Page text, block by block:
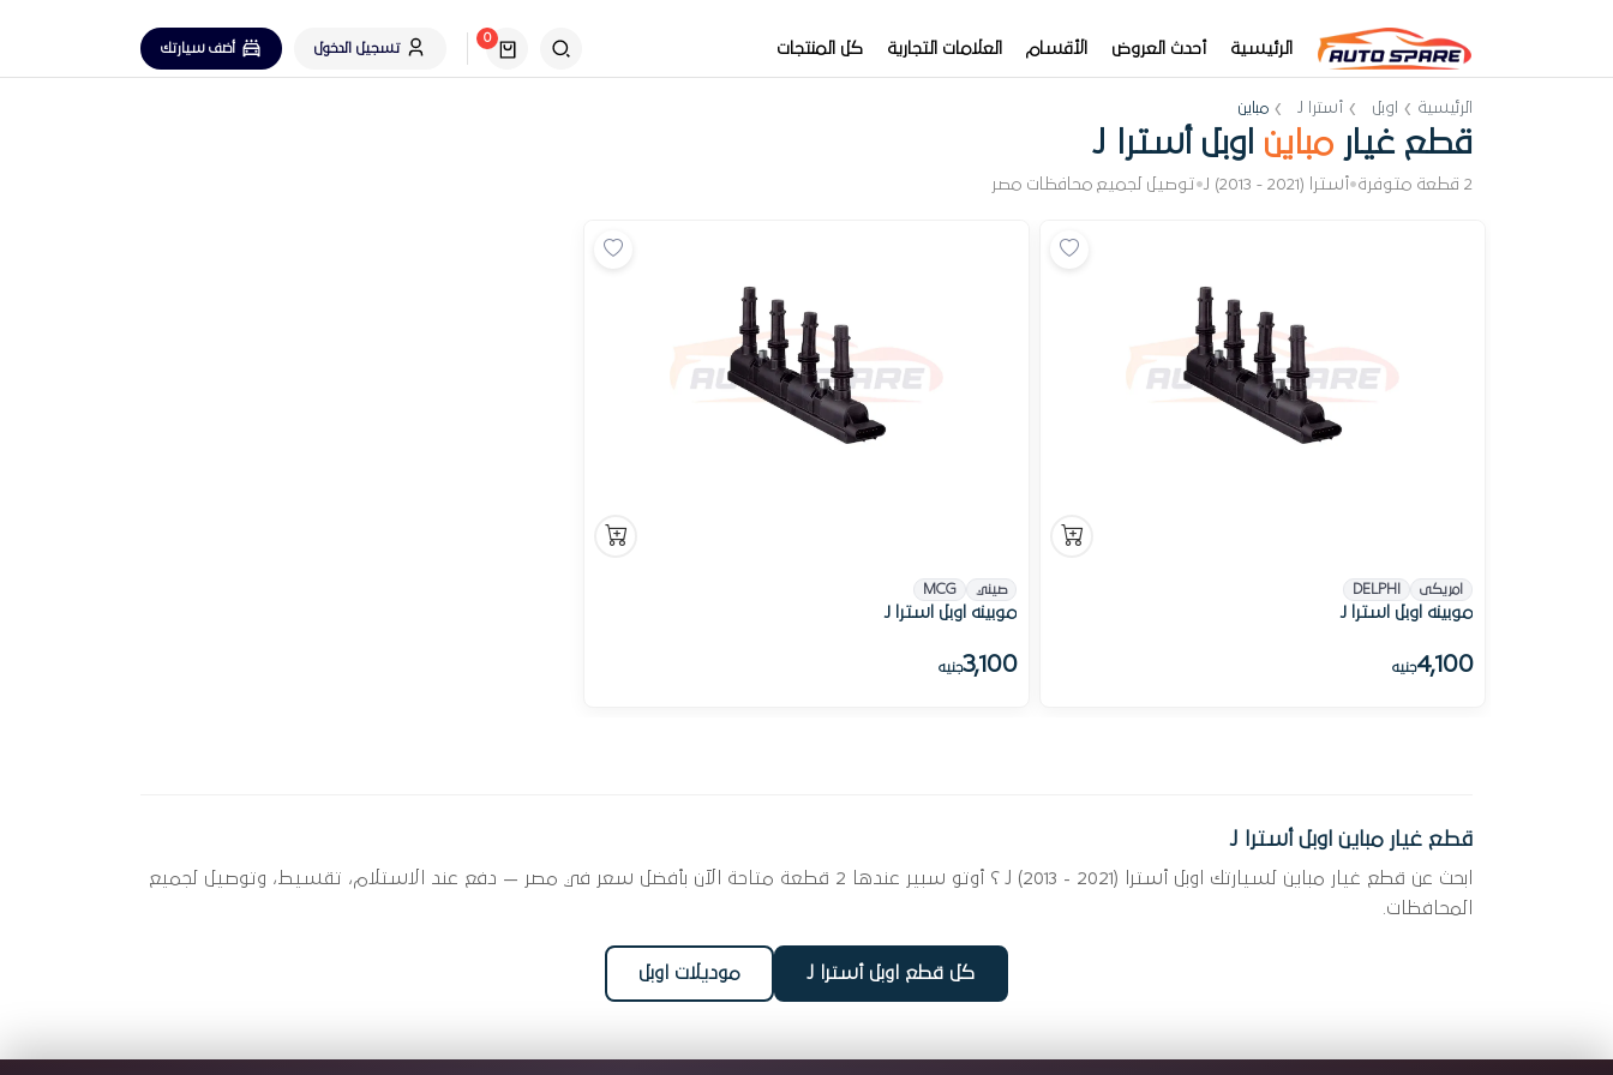
الرئيسية أحدث العروض الأقسام العلامات التجارية كل المنتجات
0
تسجيل الدخول
أضف سيارتك
الرئيسية اوبل أسترا J مباين
قطع غيار مباين اوبل أسترا J
2 قطعة متوفرة •أسترا J (2013 - 2021) •توصيل لجميع محافظات مصر
امريكى DELPHI
موبينه اوبل استرا J
4,100جنيه
صيني MCG
موبينه اوبل استرا J
3,100جنيه
قطع غيار مباين اوبل أسترا J
ابحث عن قطع غيار مباين لسيارتك اوبل أسترا J (2013 - 2021) ؟ أوتو سبير عندها 2 قطعة متاحة الآن بأفضل سعر في مصر — دفع عند الاستلام، تقسيط، وتوصيل لجميع
المحافظات.
كل قطع اوبل أسترا J موديلات اوبل